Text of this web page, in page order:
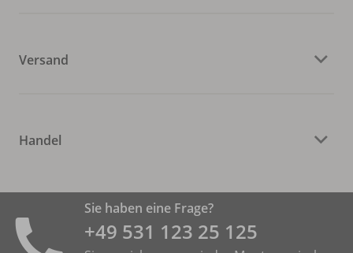
Versand
Handel
Sie haben eine Frage?
+49 531 ­123 25 125